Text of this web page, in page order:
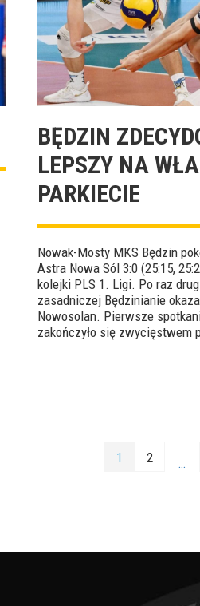
BĘDZIN
LEPSZY NA
PARKIECIE
Nowak-Mosty MKS Będzin
Astra Nowa Sól 3:0 (25:15,
kolejki PLS 1. Ligi. Po raz
zasadniczej Będzinianie
Nowosolan. Pierwsze
zakończyło się zwycięstwem
1 2 …